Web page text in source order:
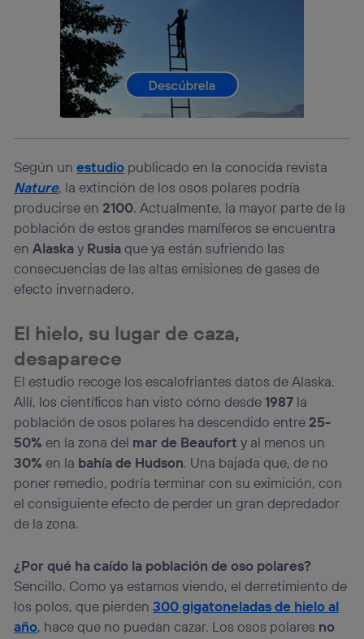
Según unestudio publicado en la conocida revista
Nature, la extinción de los osos polares podría
producirse en 2100. Actualmente, la mayor parte de la
población de estos grandes mamíferos se encuentra
enAlaskay Rusiaque ya están sufriendo las
consecuencias de las altas emisiones de gases de
efecto invernadero.
El hielo, su lugar de caza,
desaparece
El estudio recoge los escalofriantes datos de Alaska.
Allí, los científicos han visto cómo desde1987 la
población de osos polares ha descendido entre 25-
50% en la zona del mar de Beaufort y al menos un
30% en la bahía de Hudson. Una bajada que, de no
poner remedio, podría terminar con su eximición, con
el consiguiente efecto de perder un gran depredador
de la zona.
¿Por qué ha caído la población de oso polares?
Sencillo. Como ya estamos viendo, el derretimiento de
los polos, que pierden300 gigatoneladas de hielo al
año, hace que no puedan cazar. Los osos polares no
(p. ej., número de teléfono móvil).
Este identificador se asigna a la conexión de internet, por
lo que cualquier persona que conecte su dispositivo y
consienta el uso de la tecnología recibirá el mismo
identificador. Típicamente:
Si utilizas una
conexión de banda ancha
el marketing o análisis se realizará en función de las
que hayan dado su consentimiento.
Si utilizasdatos móviles, el marketing será más
personalizado, ya que se basará únicamente en la
navegación del usuario del móvil.
Puedes gestionar los consentimientos Utiq seleccionando
“Administrar Utiq” en la parte inferior de esta página web o
visitando el portal de privacidad de Utiq
(“consenthub”) . Para más información, consulta
la política de privacidad de Utiq.